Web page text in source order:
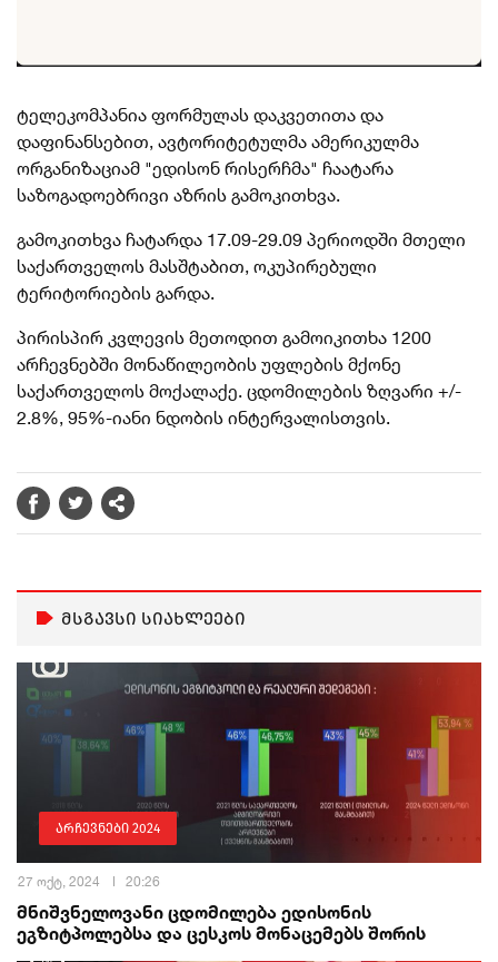
ტელეკომპანია ფორმულას დაკვეთითა და
დაფინანსებით, ავტორიტეტულმა ამერიკულმა
ორგანიზაციამ "ედისონ რისერჩმა" ჩაატარა
საზოგადოებრივი აზრის გამოკითხვა.
გამოკითხვა ჩატარდა 17.09-29.09 პერიოდში მთელი
საქართველოს მასშტაბით, ოკუპირებული
ტერიტორიების გარდა.
პირისპირ კვლევის მეთოდით გამოიკითხა 1200
არჩევნებში მონაწილეობის უფლების მქონე
საქართველოს მოქალაქე. ცდომილების ზღვარი +/-
2.8%, 95%-იანი ნდობის ინტერვალისთვის.
მსგავსი სიახლეები
არჩევნები 2024
27 ოქტ, 2024 20:26
მნიშვნელოვანი ცდომილება ედისონის
ეგზიტპოლებსა და ცესკოს მონაცემებს შორის